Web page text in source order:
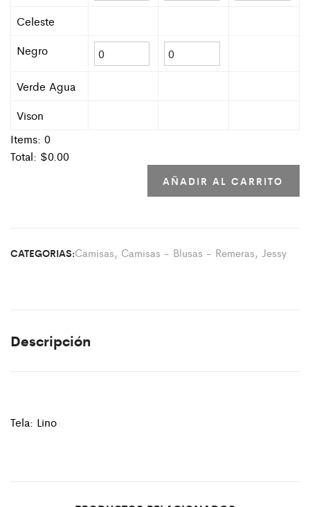
Celeste
Negro
Verde Agua
Vison
Items: 0
Total: $0.00
AÑADIR AL CARRITO
CATEGORIAS:Camisas, Camisas - Blusas - Remeras, Jessy
Descripción
Tela: Lino